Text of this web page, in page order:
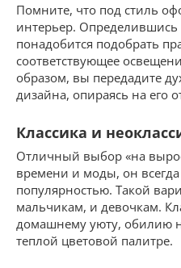
Помните, что под стиль
интерьер. Определившись
понадобится подобрать
соответствующее
образом, вы передадите
дизайна, опираясь на его
Классика и
Отличный выбор «на
времени и моды, он всегда
популярностью. Такой
мальчикам, и девочкам.
домашнему уюту, обилию
теплой цветовой палитре.